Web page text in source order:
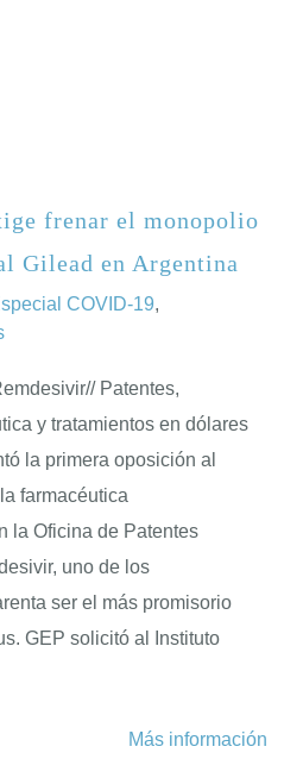
frenar el monopolio
Gilead en Argentina
COVID-19,
Patentes,
y tratamientos en dólares
la primera oposición al
farmacéutica
la Oficina de Patentes
uno de los
ser el más promisorio
GEP solicitó al Instituto
Más información